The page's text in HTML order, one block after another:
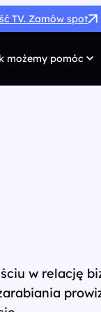
TV. Zamów spot
możemy pomóc
w relację